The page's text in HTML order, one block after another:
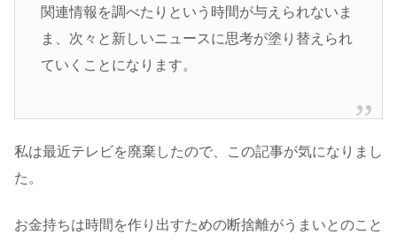
関連情報を調べたりという時間が与えられないま
ま、次々と新しいニュースに思考が塗り替えられ
ていくことになります。
私は最近テレビを廃棄したので、この記事が気になりまし
た。
お金持ちは時間を作り出すための断捨離がうまいとのこと